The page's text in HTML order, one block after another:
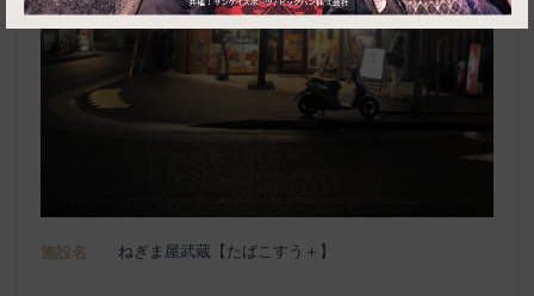
施設名 ねぎま屋武蔵【たばこすう＋】